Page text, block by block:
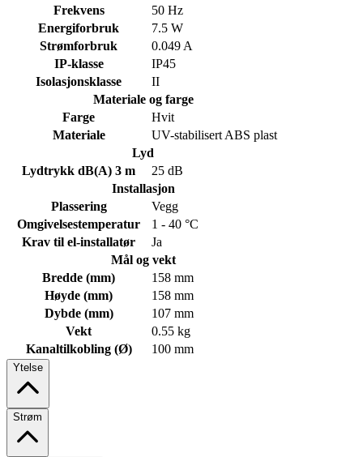
Frekvens
50 Hz
Energiforbruk
7.5 W
Strømforbruk
0.049 A
IP-klasse
IP45
Isolasjonsklasse
II
Materiale og farge
Farge
Hvit
Materiale
UV-stabilisert ABS plast
Lyd
Lydtrykk dB(A) 3 m
25 dB
Installasjon
Plassering
Vegg
Omgivelsestemperatur
1 - 40 °C
Krav til el-installatør
Ja
Mål og vekt
Bredde (mm)
158 mm
Høyde (mm)
158 mm
Dybde (mm)
107 mm
Vekt
0.55 kg
Kanaltilkobling (Ø)
100 mm
Ytelse
Strøm